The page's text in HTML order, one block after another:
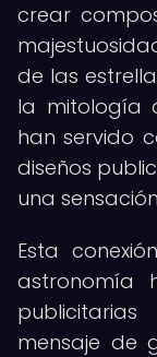
crear
de las
la mitología
han servido
diseños
una
Esta
astronomía
mensaje de